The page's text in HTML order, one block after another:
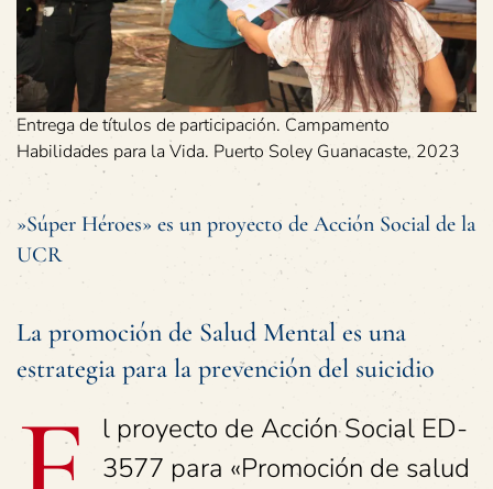
Entrega de títulos de participación. Campamento
Habilidades para la Vida. Puerto Soley Guanacaste, 2023
»Súper Héroes» es un proyecto de Acción Social de la
UCR
La promoción de Salud Mental es una
estrategia para la prevención del suicidio
l proyecto de Acción Social ED-
3577 para «Promoción de salud